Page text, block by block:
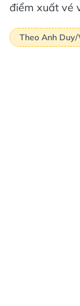
điểm xuất vé
Theo Anh Duy/